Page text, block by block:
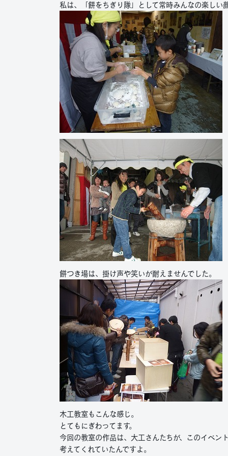
私は、「餅をちぎり隊」として常時みんなの楽しい
餅つき場は、掛け声や笑いが耐えませんでした。
木工教室もこんな感じ。
とてもにぎわってます。
今回の教室の作品は、大工さんたちが、このイベン
考えてくれていたんですよ。